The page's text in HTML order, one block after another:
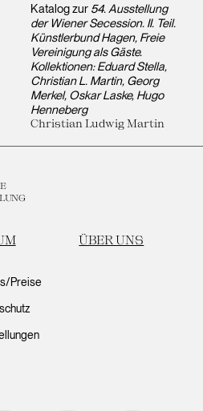
Katalog zur 54. Ausstellung
der Wiener Secession. II. Teil.
Künstlerbund Hagen, Freie
Vereinigung als Gäste.
Kollektionen: Eduard Stella,
Christian L. Martin, Georg
Merkel, Oskar Laske, Hugo
Henneberg
Christian Ludwig Martin
ÜBER UNS
Preise